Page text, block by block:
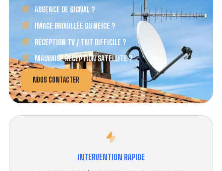
ABSENCE DE SIGNAL ?
IMAGE BROUILLÉE OU NEIGE ?
RÉCEPTION TV / TNT DIFFICILE ?
MAUVAISE RÉCEPTION SATELLITE ?
NOUS CONTACTER
INTERVENTION RAPIDE